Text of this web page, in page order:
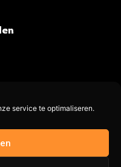
service te optimaliseren.